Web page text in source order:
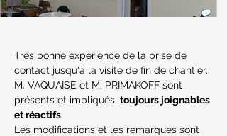
Très bonne expérience de la prise de
contact jusqu'à la visite de fin de chantier.
M. VAQUAISE et M. PRIMAKOFF sont
présents et impliqués, toujours joignables
et réactifs.
Les modifications et les remarques sont